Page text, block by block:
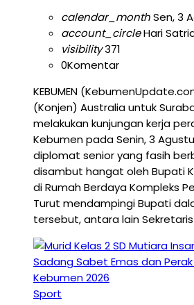
calendar_monthSen, 3
account_circleHari
visibility371
0Komentar
KEBUMEN
(Konjen) Australia untuk
melakukan kunjungan kerja
Kebumen pada Senin, 3
diplomat senior yang fasih
disambut hangat oleh Bupati
di Rumah Berdaya Kompleks
Turut mendampingi Bupati
tersebut, antara lain
Sport